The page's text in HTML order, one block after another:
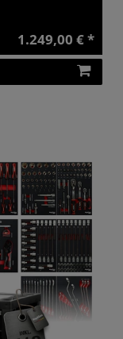
1.249,00 € *